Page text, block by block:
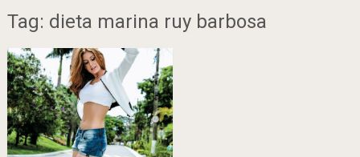
Tag: dieta marina ruy barbosa